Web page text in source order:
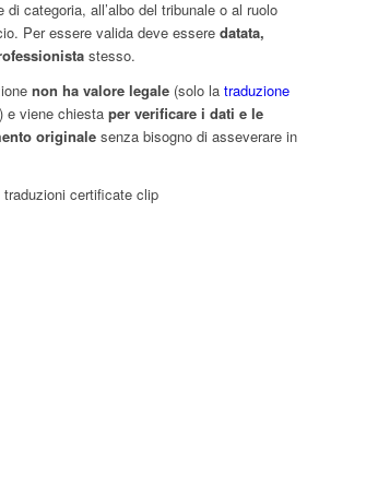
di categoria, all’albo del tribunale o al ruolo
Per essere valida deve essere datata,
stesso.
non ha valore legale (solo la traduzione
e viene chiesta per verificare i dati e le
originale senza bisogno di asseverare in